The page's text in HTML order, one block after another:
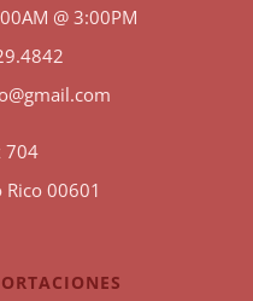
@ 3:00PM
704
00601